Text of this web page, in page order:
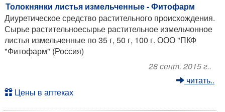
Толокнянки листья измельченные - Фитофарм
Диуретическое средство растительного происхождения.
Сырье растительноесырье растительное измельчонное
листья измельченные по 35 г, 50 г, 100 г. ООО "ПКФ
"Фитофарм" (Россия)
28 сент. 2015 г..
читать..
Цены в аптеках